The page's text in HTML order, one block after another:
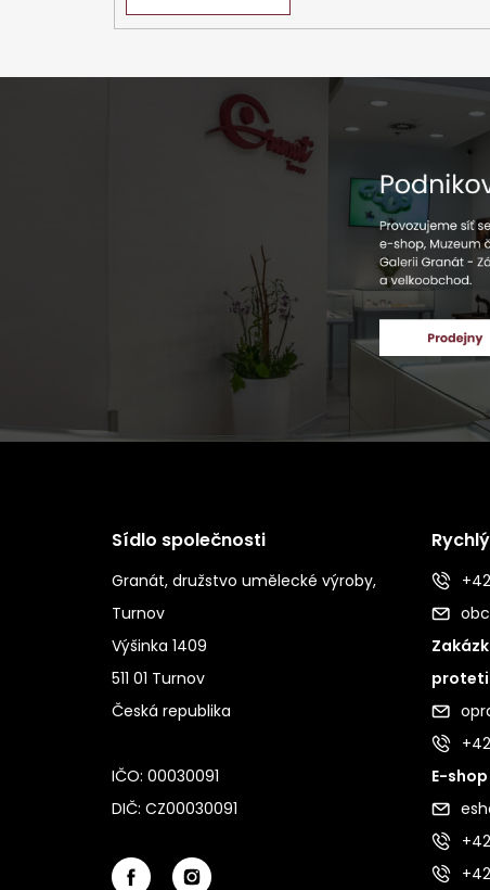
Sídlo společnosti
Granát, družstvo umělecké výroby,
Turnov
Výšinka 1409
511 01 Turnov
Česká republika
IČO: 00030091
DIČ: CZ00030091
E-